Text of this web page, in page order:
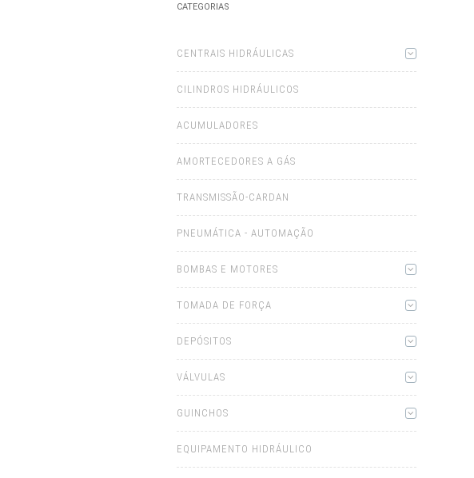
CATEGORIAS
CENTRAIS HIDRÁULICAS
CILINDROS HIDRÁULICOS
ACUMULADORES
AMORTECEDORES A GÁS
TRANSMISSÃO-CARDAN
PNEUMÁTICA - AUTOMAÇÃO
BOMBAS E MOTORES
TOMADA DE FORÇA
DEPÓSITOS
VÁLVULAS
GUINCHOS
EQUIPAMENTO HIDRÁULICO